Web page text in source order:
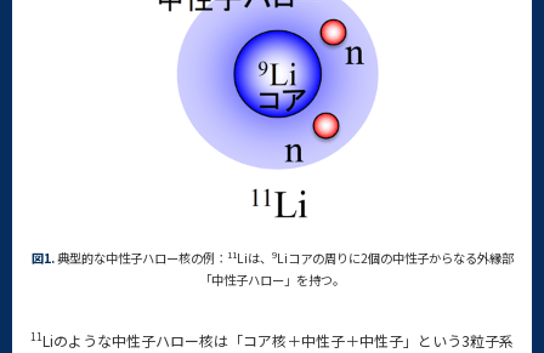
図1.典型的な中性子ハロー核の例： 11Liは、 9Liコアの周りに2個の中性子からなる外縁部
「中性子ハロー」を持つ。
11Liのような中性子ハロー核は「コア核＋中性子＋中性子」という3粒子系